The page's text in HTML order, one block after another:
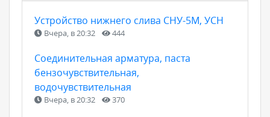
Устройство нижнего слива СНУ-5М, УСН
Вчера, в 20:32 444
Соединительная арматура, паста
бензочувствительная,
водочувствительная
Вчера, в 20:32 370